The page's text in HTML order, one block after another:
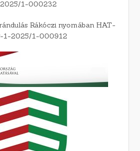
2025/1-000232
Rákóczi nyomában HAT-
1-2025/1-000912